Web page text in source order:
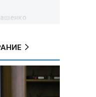
области при